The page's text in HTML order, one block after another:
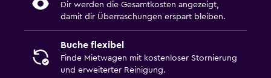
Dir werden die Gesamtkosten angezeigt,
damit dir Überraschungen erspart bleiben.
Buche flexibel
Finde Mietwagen mit kostenloser Stornierung
und erweiterter Reinigung.